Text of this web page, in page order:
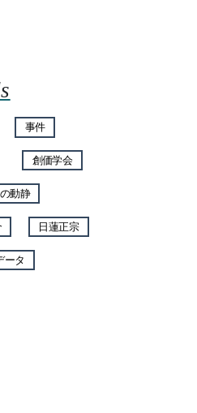
事件
創価学会
動静
日蓮正宗
ータ